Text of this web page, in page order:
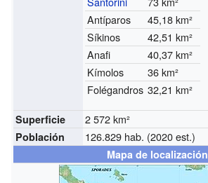
Antíparos
45,18 km²
Síkinos
42,51 km²
Anafi
40,37 km²
Kímolos
36 km²
Folégandros 32,21 km²
Superficie 2 572 km²
Población 126.829 hab. (2020 est.)
Mapa de localización